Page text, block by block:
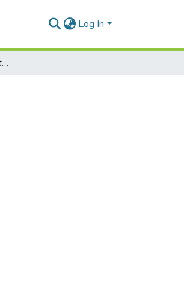
Log In
Papīra aplikācijas veidi un tehnikas pamatizglītības 3.klasē.